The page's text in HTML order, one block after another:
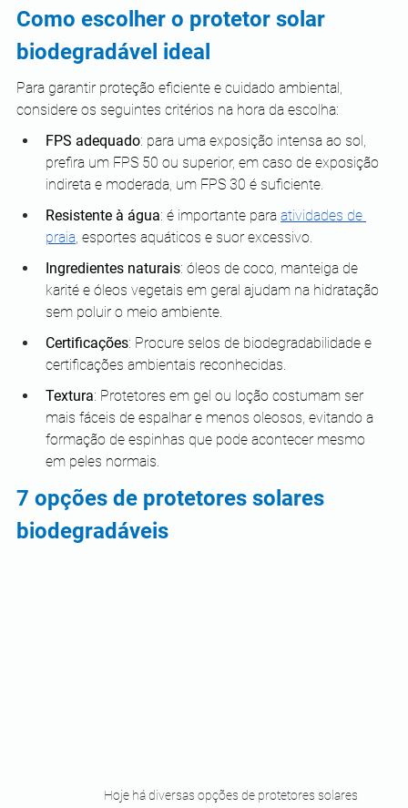
Como escolher o protetor solar
biodegradável ideal
Para garantir proteção eficiente e cuidado ambiental,
considere os seguintes critérios na hora da escolha:
FPS adequado: para uma exposição intensa ao sol,
prefira um FPS 50 ou superior, em caso de exposição
indireta e moderada, um FPS 30 é suficiente.
Resistente à água: é importante para atividades de
praia, esportes aquáticos e suor excessivo.
Ingredientes naturais: óleos de coco, manteiga de
karité e óleos vegetais em geral ajudam na hidratação
sem poluir o meio ambiente.
Certificações: Procure selos de biodegradabilidade e
certificações ambientais reconhecidas.
Textura: Protetores em gel ou loção costumam ser
mais fáceis de espalhar e menos oleosos, evitando a
formação de espinhas que pode acontecer mesmo
em peles normais.
7 opções de protetores solares
biodegradáveis
Hoje há diversas opções de protetores solares